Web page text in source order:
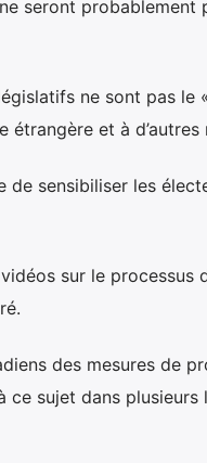
seront probablement
ne sont pas le
et à d’autres
de sensibiliser les
sur le
des mesures de
ce sujet dans plusieurs